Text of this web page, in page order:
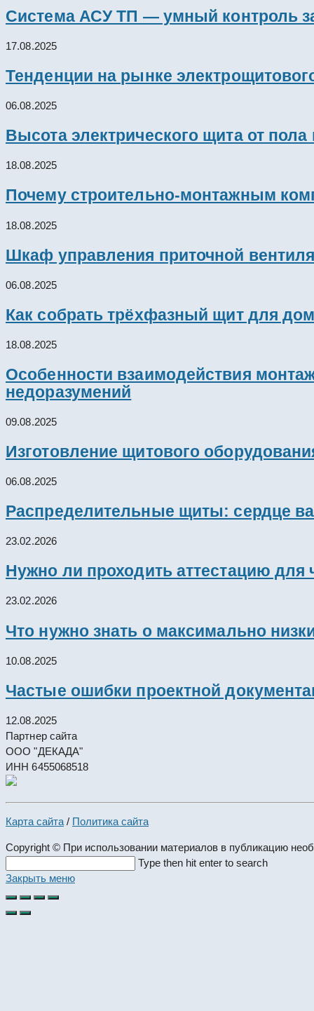
Система АСУ ТП — умный контроль
17.08.2025
Тенденции на рынке
06.08.2025
Высота электрического щита от
18.08.2025
Почему строительно-монтажным
18.08.2025
Шкаф управления приточной
06.08.2025
Как собрать трёхфазный щит для
18.08.2025
Особенности взаимодействия
недоразумений
09.08.2025
Изготовление щитового
06.08.2025
Распределительные щиты: сердце
23.02.2026
Нужно ли проходить аттестацию для
23.02.2026
Что нужно знать о максимально
10.08.2025
Частые ошибки проектной
12.08.2025
Партнер сайта
ООО "ДЕКАДА"
ИНН 6455068518
Карта сайта / Политика сайта
Copyright © При использовании материалов в публикацию
this
website
Type then hit enter to search
Закрыть меню